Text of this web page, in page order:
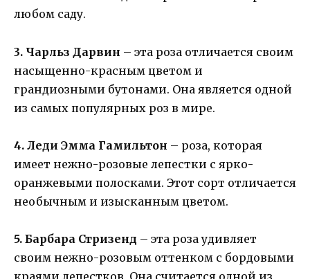
любом саду.
3. Чарльз Дарвин – эта роза отличается своим
насыщенно-красным цветом и
грандиозными бутонами. Она является одной
из самых популярных роз в мире.
4. Леди Эмма Гамильтон – роза, которая
имеет нежно-розовые лепестки с ярко-
оранжевыми полосками. Этот сорт отличается
необычным и изысканным цветом.
5. Барбара Стризенд – эта роза удивляет
своим нежно-розовым оттенком с бордовыми
краями лепестков. Она считается одной из